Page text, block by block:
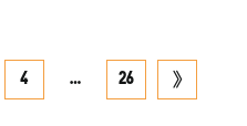
Posts
pagination
4 … 26
page